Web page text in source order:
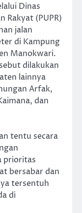
Dinas
Rakyat (PUPR)
jalan
di Kampung
Manokwari.
dilakukan
lainnya
Arfak,
dan
tentu secara
prioritas
bersabar dan
tersentuh
di